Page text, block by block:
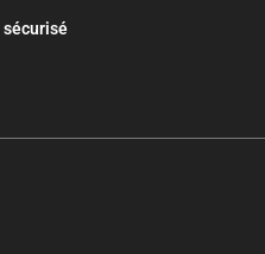
sécurisé